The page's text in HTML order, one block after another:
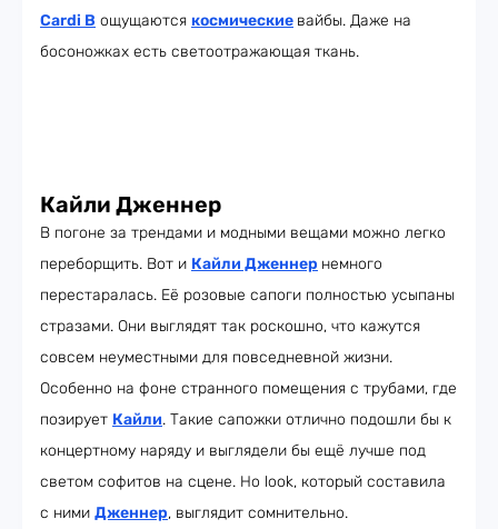
Cardi B ощущаются космические вайбы. Даже на
босоножках есть светоотражающая ткань.
Кайли Дженнер
В погоне за трендами и модными вещами можно легко
переборщить. Вот и Кайли Дженнер немного
перестаралась. Её розовые сапоги полностью усыпаны
стразами. Они выглядят так роскошно, что кажутся
совсем неуместными для повседневной жизни.
Особенно на фоне странного помещения с трубами, где
позирует Кайли. Такие сапожки отлично подошли бы к
концертному наряду и выглядели бы ещё лучше под
светом софитов на сцене. Но look, который составила
с ними Дженнер, выглядит сомнительно.